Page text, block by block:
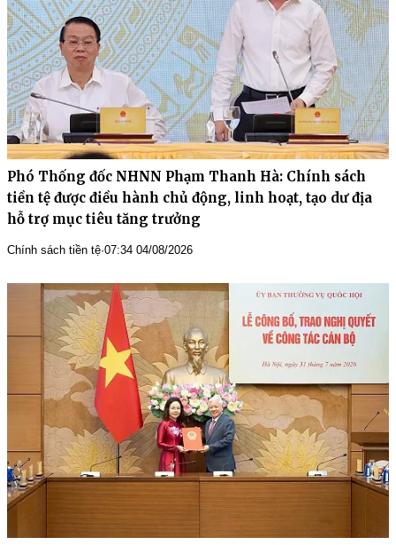
Phó Thống đốc NHNN Phạm Thanh Hà: Chính sách
tiền tệ được điều hành chủ động, linh hoạt, tạo dư địa
hỗ trợ mục tiêu tăng trưởng
Chính sách tiền tệ·07:34 04/08/2026